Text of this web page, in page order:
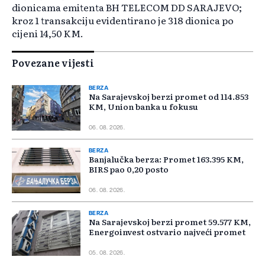
dionicama emitenta BH TELECOM DD SARAJEVO;
kroz 1 transakciju evidentirano je 318 dionica po
cijeni 14,50 KM.
Povezane vijesti
BERZA
Na Sarajevskoj berzi promet od 114.853
KM, Union banka u fokusu
06. 08. 2026.
BERZA
Banjalučka berza: Promet 163.395 KM,
BIRS pao 0,20 posto
06. 08. 2026.
BERZA
Na Sarajevskoj berzi promet 59.577 KM,
Energoinvest ostvario najveći promet
05. 08. 2026.